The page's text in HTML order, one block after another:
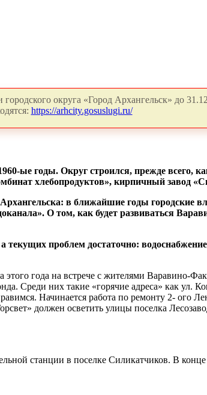
округа «Город Архангельск» до
https://arhcity.gosuslugi.ru/
ые годы. Округ строился, прежде всего,
хлебопродуктов», кирпичный завод
в ближайшие годы городские
О том, как будет развиваться
проблем достаточно:
года на встрече с жителями Варавино-
Среди них такие «горячие адреса» как ул.
Начинается работа по ремонту 2- ого
должен осветить улицы поселка
станции в поселке Силикатчиков. В